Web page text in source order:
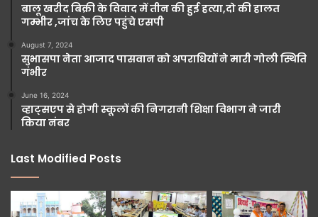
बालू खरीद बिक्री के विवाद में तीन की हुई हत्या,दो की हालत
गम्भीर ,जांच के लिए पहुंचे एसपी
August 7, 2024
सुभासपा नेता आजाद पासवान को अपराधियों ने मारी गोली स्थिति
गंभीर
June 16, 2024
व्हाट्सएप से होगी स्कूलों की निगरानी शिक्षा विभाग ने जारी
किया नंबर
Last Modified Posts